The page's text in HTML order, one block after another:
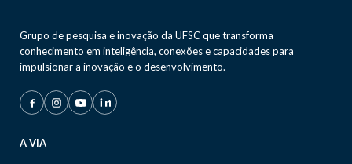
Grupo de pesquisa e inovação da UFSC que transforma
conhecimento em inteligência, conexões e capacidades para
impulsionar a inovação e o desenvolvimento.
A VIA